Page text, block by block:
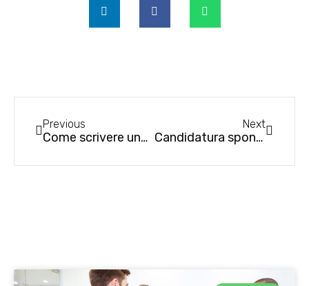
Previous
Come scrivere una mail di follow up dopo un colloquio di lavoro
Next
Candidatura spontanea: opportunità o tempo perso?